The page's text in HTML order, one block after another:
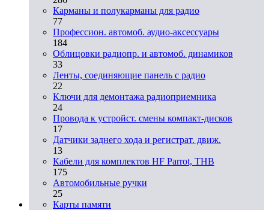
Карманы и полукарманы для радио
77
Профессион. автомоб. аудио-аксессуары
184
Облицовки радиопр. и автомоб. динамиков
33
Ленты, соединяющие панель с радио
22
Ключи для демонтажа радиоприемника
24
Провода к устройст. смены компакт-дисков
17
Датчики заднего хода и регистрат. движ.
13
Кабели для комплектов HF Parrot, THB
175
Автомобильные ручки
25
Карты памяти